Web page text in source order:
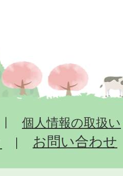
個人情報の取扱い
お問い合わせ